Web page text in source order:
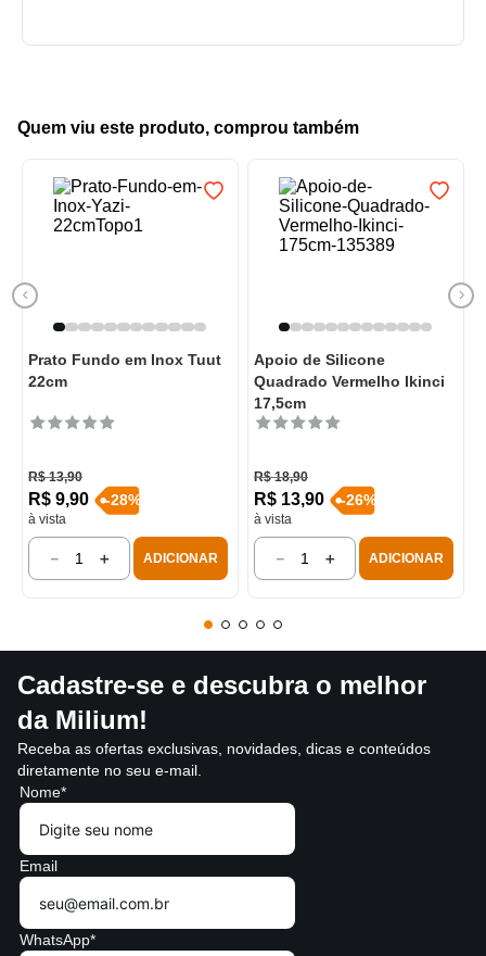
Quem viu este produto, comprou também
Prato Fundo em Inox Tuut
22cm
R$ 13,90
R$ 9,90
à vista
-28%
＋
－ ADICIONAR
Apoio de Silicone
Quadrado Vermelho Ikinci
17,5cm
R$ 18,90
R$ 13,90
à vista
-26%
＋
－ ADICIONAR
Cadastre-se e descubra o melhor
da Milium!
Receba as ofertas exclusivas, novidades, dicas e conteúdos
diretamente no seu e-mail.
Nome*
Email
WhatsApp*